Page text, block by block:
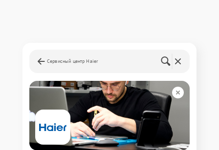
Сервисный центр Haier